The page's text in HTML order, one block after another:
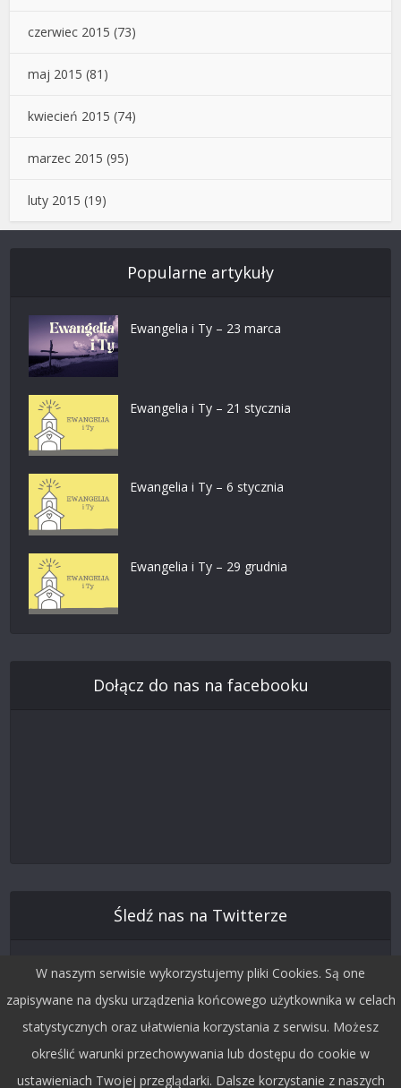
czerwiec 2015 (73)
maj 2015 (81)
kwiecień 2015 (74)
marzec 2015 (95)
luty 2015 (19)
Popularne artykuły
Ewangelia i Ty – 23 marca
Ewangelia i Ty – 21 stycznia
Ewangelia i Ty – 6 stycznia
Ewangelia i Ty – 29 grudnia
Dołącz do nas na facebooku
Śledź nas na Twitterze
W naszym serwisie wykorzystujemy pliki Cookies. Są one
zapisywane na dysku urządzenia końcowego użytkownika w celach
statystycznych oraz ułatwienia korzystania z serwisu. Możesz
określić warunki przechowywania lub dostępu do cookie w
ustawieniach Twojej przeglądarki. Dalsze korzystanie z naszych